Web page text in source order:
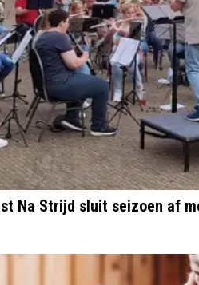
Na Strijd sluit seizoen af